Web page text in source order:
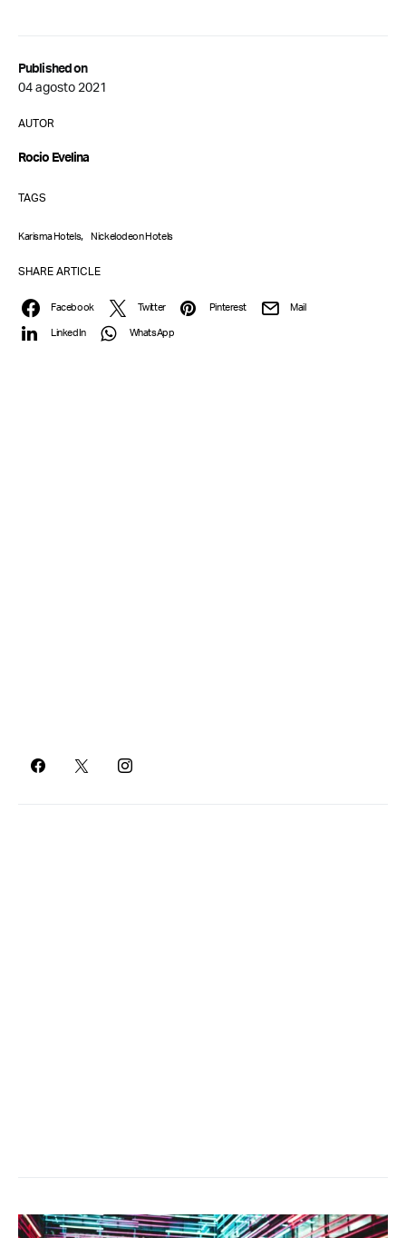
Published on
04 agosto 2021
AUTOR
Rocio Evelina
TAGS
Karisma Hotels, Nickelodeon Hotels
SHARE ARTICLE
Facebook Twitter Pinterest
Mail
LinkedIn
WhatsApp